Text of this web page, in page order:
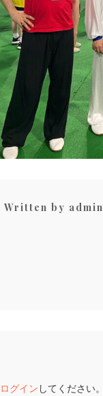
Written by admin
ログイン してください。